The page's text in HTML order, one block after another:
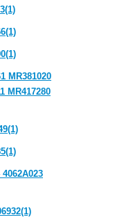
MR381020
MR417280
4062A023